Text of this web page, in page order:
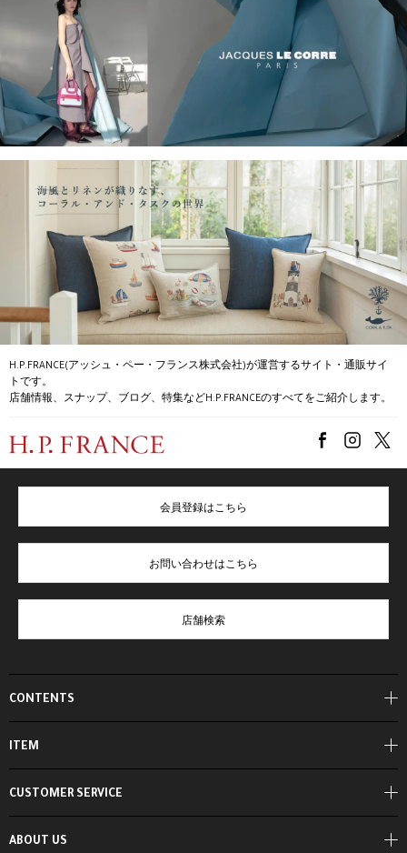
H.P.FRANCE(アッシュ・ペー・フランス株式会社)が運営するサイト・通販サイ
トです。
店舗情報、スナップ、ブログ、特集などH.P.FRANCEのすべてをご紹介します。
CONTENTS
ITEM
ABOUT US
会員登録はこちら
お問い合わせはこちら
店舗検索
CUSTOMER SERVICE